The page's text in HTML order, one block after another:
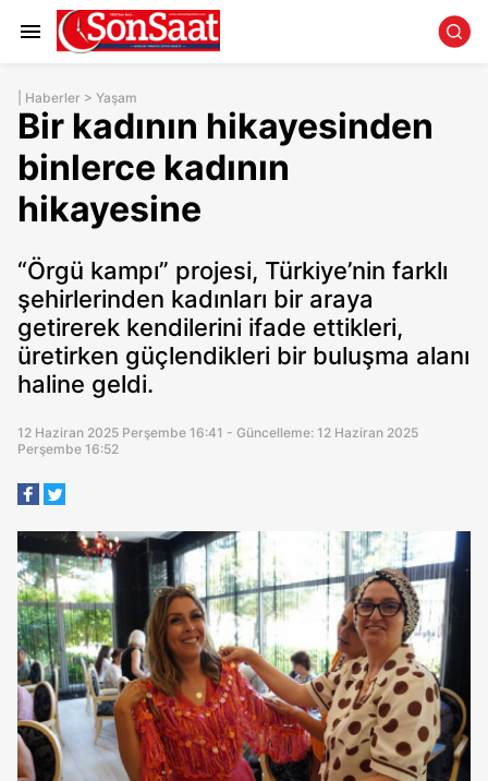
Haberler > Yaşam
Bir kadının hikayesinden
binlerce kadının
hikayesine
“Örgü kampı” projesi, Türkiye’nin farklı
şehirlerinden kadınları bir araya
getirerek kendilerini ifade ettikleri,
üretirken güçlendikleri bir buluşma alanı
haline geldi.
12 Haziran 2025 Perşembe 16:41 - Güncelleme: 12 Haziran 2025
Perşembe 16:52